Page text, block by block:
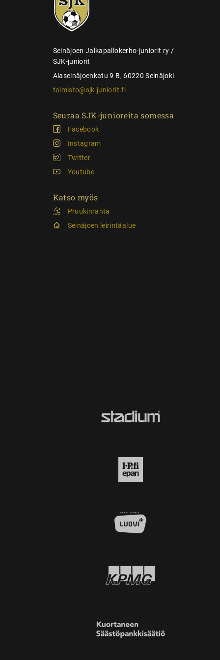
juniorit
Seinäjoen Jalkapallokerho-juniorit ry /
SJK-juniorit
Alaseinäjoenkatu 9 B, 60220 Seinäjoki
toimisto@sjk-juniorit.fi
Seuraa SJK-junioreita somessa
Facebook
Instagram
Twitter
Youtube
Katso myös
Pruukinranta
Seinäjoen leirintäalue